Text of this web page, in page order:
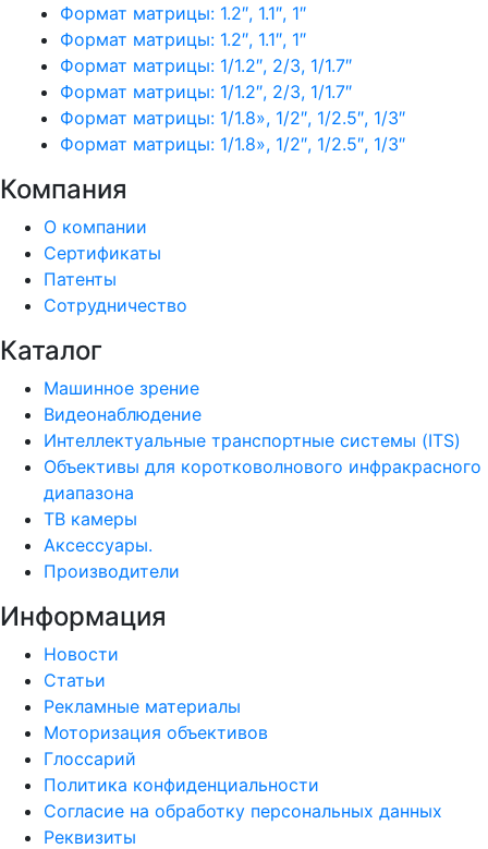
Формат матрицы: 1.2″, 1.1″, 1″
Формат матрицы: 1.2″, 1.1″, 1″
Формат матрицы: 1/1.2″, 2/3, 1/1.7″
Формат матрицы: 1/1.2″, 2/3, 1/1.7″
Формат матрицы: 1/1.8», 1/2″, 1/2.5″, 1/3″
Формат матрицы: 1/1.8», 1/2″, 1/2.5″, 1/3″
Компания
О компании
Сертификаты
Патенты
Сотрудничество
Каталог
Машинное зрение
Видеонаблюдение
Интеллектуальные транспортные системы (ITS)
Объективы для коротковолнового инфракрасного
диапазона
ТВ камеры
Аксессуары.
Производители
Информация
Новости
Статьи
Рекламные материалы
Моторизация объективов
Глоссарий
Политика конфиденциальности
Согласие на обработку персональных данных
Реквизиты